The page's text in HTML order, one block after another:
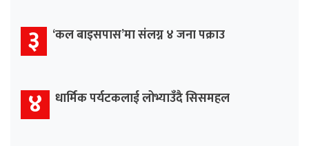
३ ‘कल बाइसपास’मा संलग्न ४ जना पक्राउ
४ धार्मिक पर्यटकलाई लोभ्याउँदै सिसमहल